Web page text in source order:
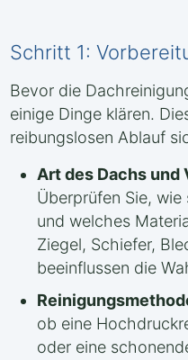
Schritt 1:
Bevor die
einige Dinge klären.
reibungslosen Ablauf
Art des Dachs
Überprüfen Sie,
und welches
Ziegel, Schiefer,
beeinflussen die
ob eine
oder eine